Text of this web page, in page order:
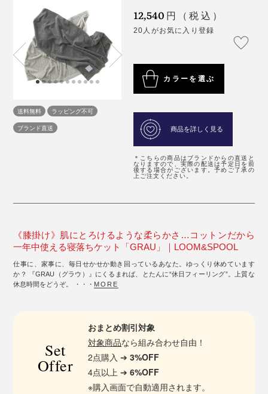
送料無料
ラッピング不可
ブランド直送
12,540 円（税込）
20人がお気に入り登録
カラーを選ぶ
商品を詳しく見る
＊こちらの商品はブランドからの直送と
なりますので、実際の配送は予定日を前
後する場合がございます。予めご了承の
上ご注文ください。
《膝掛け》肌にとろけるような柔らかさ…コットンだから
一年中使える寝落ちケット「GRAU」｜LOOM&SPOOL
仕事に、家事に、毎日せかせか動き回っているあなた。ゆっくり休めています
か？ 『GRAU（グラウ）』にくるまれば、とたんに“休日フィーリング”。上質な
休息時間をどうぞ。 ・・・ MORE
Set
Offer
おまとめ割引対象
対象商品なら組み合わせ自由！
2点購入 ➔3%OFF
4点以上 ➔6%OFF
※購入画面で自動適用されます。